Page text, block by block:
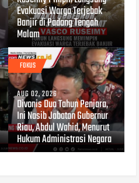
Evakuasi Warga Terjebak
Banjir di Padang Tengah
Malam
FOKUS
AUG 02, 2026
Divonis Dua Tahun Penjara,
Ini Nasib Jabatan Gubernur
Riau, Abdul Wahid, Menurut
Hukum Administrasi Negara